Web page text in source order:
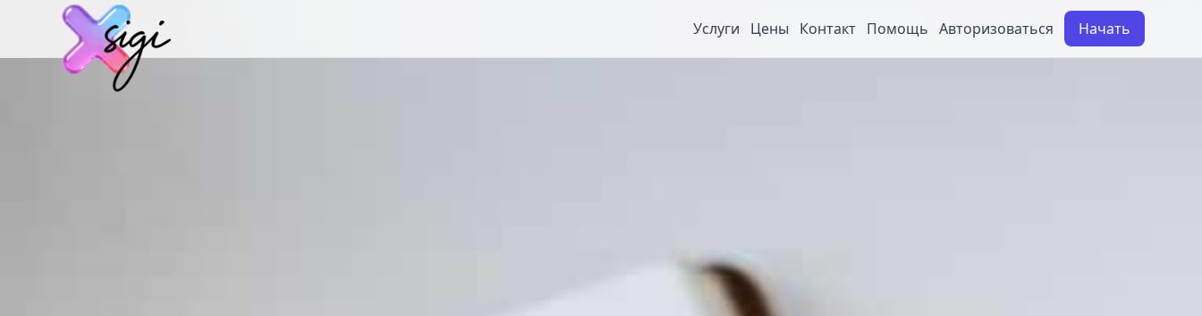
Услуги Цены Контакт Помощь Авторизоваться Начать